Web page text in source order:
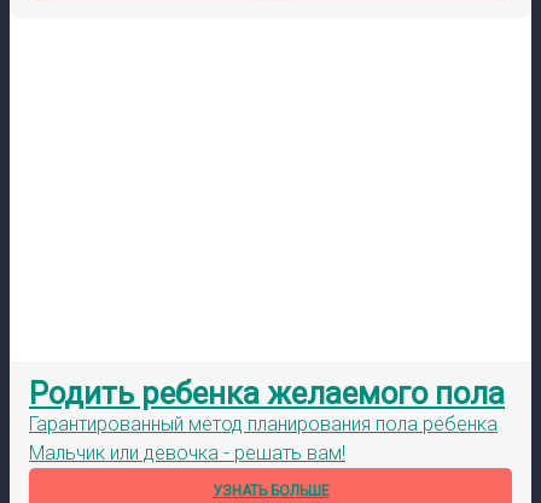
Родить ребенка желаемого пола
Гарантированный метод планирования пола ребенка
Мальчик или девочка - решать вам!
УЗНАТЬ БОЛЬШЕ